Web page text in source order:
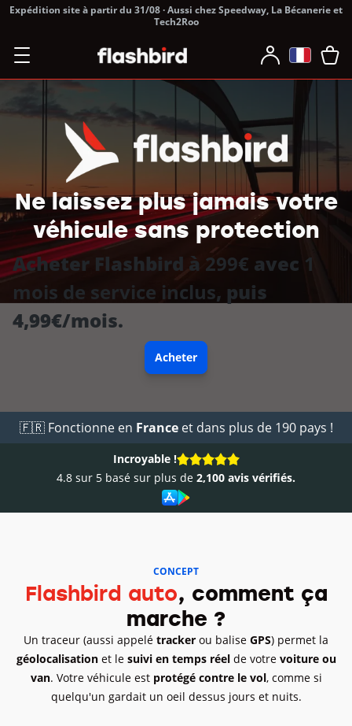
Expédition site à partir du 31/08 · Aussi chez Speedway, La Bécanerie et
Tech2Roo
Ne laissez plus jamais votre
véhicule sans protection
Acheter Flashbird à 299€ avec 1
mois de service inclus, puis
4,99€/mois.
Acheter
🇫🇷 Fonctionne en Franceet dans plus de 190 pays !
Incroyable !
4.8 sur 5 basé sur plus de 2,100 avis vérifiés.
CONCEPT
Flashbird auto, comment ça
marche ?
Un traceur (aussi appelé tracker ou balise GPS) permet la
géolocalisationet le suivi en temps réelde votrevoiture ou
van. Votre véhicule est protégé contre le vol, comme si
quelqu'un gardait un oeil dessus jours et nuits.